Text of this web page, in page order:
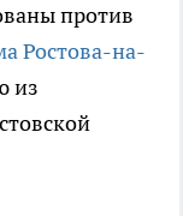
против
Ростова-на-
из